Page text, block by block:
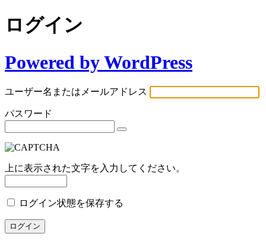
ログイン
Powered by WordPress
ユーザー名またはメールアドレス
パスワード
上に表示された文字を入力してください。
ログイン状態を保存する